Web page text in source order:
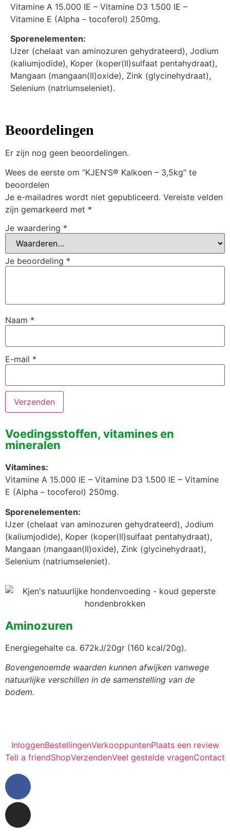
Vitamine A 15.000 IE – Vitamine D3 1.500 IE –
Vitamine E (Alpha – tocoferol) 250mg.
Sporenelementen:
IJzer (chelaat van aminozuren gehydrateerd), Jodium
(kaliumjodide), Koper (koper(II)sulfaat pentahydraat),
Mangaan (mangaan(II)oxide), Zink (glycinehydraat),
Selenium (natriumseleniet).
Beoordelingen
Er zijn nog geen beoordelingen.
Wees de eerste om “KJEN’S® Kalkoen – 3,5kg” te
beoordelen
Je e-mailadres wordt niet gepubliceerd. Vereiste velden
zijn gemarkeerd met *
Je waardering *
Je beoordeling *
Naam *
E-mail *
Voedingsstoffen, vitamines en
mineralen
Vitamines:
Vitamine A 15.000 IE – Vitamine D3 1.500 IE – Vitamine
E (Alpha – tocoferol) 250mg.
Sporenelementen:
IJzer (chelaat van aminozuren gehydrateerd), Jodium
(kaliumjodide), Koper (koper(II)sulfaat pentahydraat),
Mangaan (mangaan(II)oxide), Zink (glycinehydraat),
Selenium (natriumseleniet).
Aminozuren
Energiegehalte ca. 672kJ/20gr (160 kcal/20g).
Bovengenoemde waarden kunnen afwijken vanwege
natuurlijke verschillen in de samenstelling van de
bodem.
InloggenBestellingenVerkooppuntenPlaats een review
Tell a friendShopVerzendenVeel gestelde vragenContact